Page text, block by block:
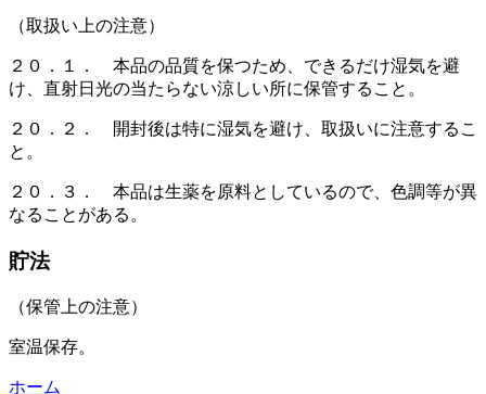
（取扱い上の注意）
２０．１． 本品の品質を保つため、できるだけ湿気を避
け、直射日光の当たらない涼しい所に保管すること。
２０．２． 開封後は特に湿気を避け、取扱いに注意するこ
と。
２０．３． 本品は生薬を原料としているので、色調等が異
なることがある。
貯法
（保管上の注意）
室温保存。
ホーム